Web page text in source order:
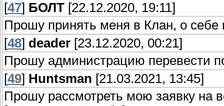
[47] БОЛТ [22.12.2020, 19:11]
Прошу принять меня в Клан, о
[48] deader [23.12.2020, 00:21]
Прошу администрацию перевести
[49] Huntsman [21.03.2021, 13:45]
Прошу рассмотреть мою заявку на